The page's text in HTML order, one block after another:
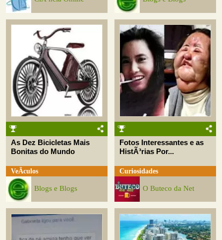
As Dez Bicicletas Mais
Bonitas do Mundo
VeÃ­culos
Blogs e Blogs
Fotos Interessantes e as
HistÃ³rias Por...
Curiosidades
O Buteco da Net